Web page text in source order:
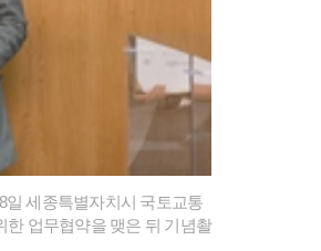
세종특별자치시 국토교통
업무협약을 맺은 뒤 기념촬